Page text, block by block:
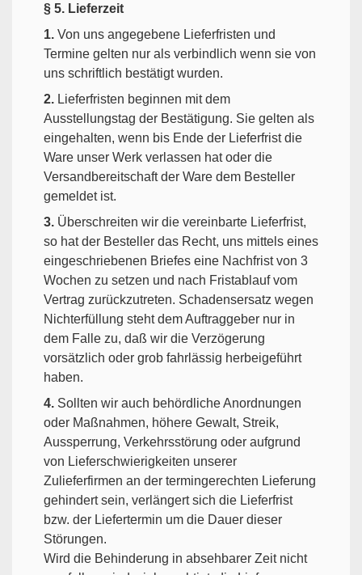
§ 5. Lieferzeit
1. Von uns angegebene Lieferfristen und
Termine gelten nur als verbindlich wenn sie von
uns schriftlich bestätigt wurden.
2. Lieferfristen beginnen mit dem
Ausstellungstag der Bestätigung. Sie gelten als
eingehalten, wenn bis Ende der Lieferfrist die
Ware unser Werk verlassen hat oder die
Versandbereitschaft der Ware dem Besteller
gemeldet ist.
3. Überschreiten wir die vereinbarte Lieferfrist,
so hat der Besteller das Recht, uns mittels eines
eingeschriebenen Briefes eine Nachfrist von 3
Wochen zu setzen und nach Fristablauf vom
Vertrag zurückzutreten. Schadensersatz wegen
Nichterfüllung steht dem Auftraggeber nur in
dem Falle zu, daß wir die Verzögerung
vorsätzlich oder grob fahrlässig herbeigeführt
haben.
4. Sollten wir auch behördliche Anordnungen
oder Maßnahmen, höhere Gewalt, Streik,
Aussperrung, Verkehrsstörung oder aufgrund
von Lieferschwierigkeiten unserer
Zulieferfirmen an der termingerechten Lieferung
gehindert sein, verlängert sich die Lieferfrist
bzw. der Liefertermin um die Dauer dieser
Störungen.
Wird die Behinderung in absehbarer Zeit nicht